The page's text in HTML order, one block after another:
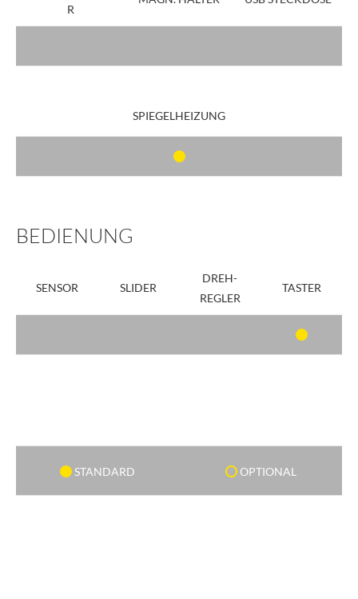
R
SPIEGELHEIZUNG
BEDIENUNG
SENSOR SLIDER
DREH-
REGLER
TASTER
STANDARD OPTIONAL